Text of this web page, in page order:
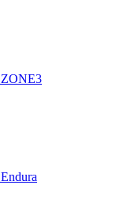
ZONE3
Endura